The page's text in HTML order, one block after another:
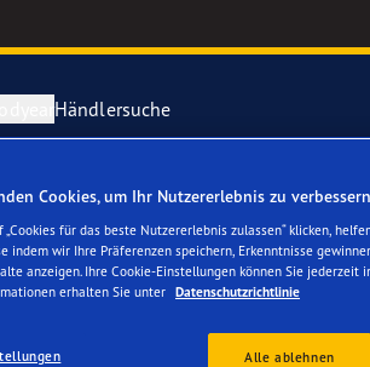
Reifenpflege
Sie einen Platten
erforscht Schnee
Blimp
RACING
Händlersuche
AG
Cookies, um Ihr Nutzererlebnis zu
„Cookies für das beste Nutzererlebnis zulassen“ klicken,
indem wir Ihre Präferenzen speichern, Erkenntnisse
anzeigen. Ihre Cookie-Einstellungen können Sie jederzeit
erhalten Sie unter Datenschutzrichtlinie
Alle ablehnen